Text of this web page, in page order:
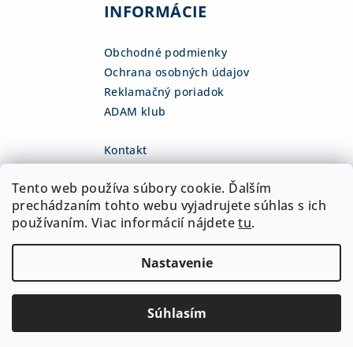
Tento web používa súbory cookie. Ďalším
prechádzaním tohto webu vyjadrujete súhlas s ich
používaním. Viac informácií nájdetetu.
Nastavenie
Súhlasím
INFORMÁCIE
Obchodné podmienky
Ochrana osobných údajov
Reklamačný poriadok
ADAM klub
Kontakt
+421 918 468 475
fb.com/adamshop.sk
adamshop.sk
Vytvoril Shoptet